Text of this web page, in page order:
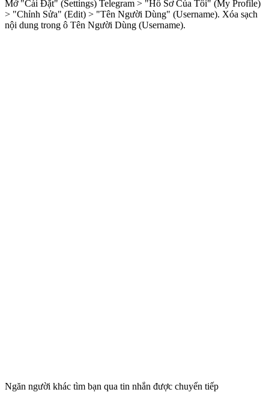
Mở "Cài Đặt" (Settings) Telegram > "Hồ Sơ Của Tôi" (My Profile)
> "Chỉnh Sửa" (Edit) > "Tên Người Dùng" (Username). Xóa sạch
nội dung trong ô Tên Người Dùng (Username).
Ngăn người khác tìm bạn qua tin nhắn được chuyển tiếp